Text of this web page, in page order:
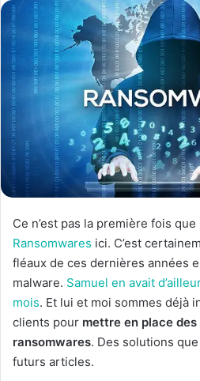
Ce n’est pas la première fois que
Ransomwares ici. C’est
fléaux de ces dernières années
malware. Samuel en avait
mois. Et lui et moi sommes déjà
clients pour mettre en place
ransomwares. Des solutions
futurs articles.